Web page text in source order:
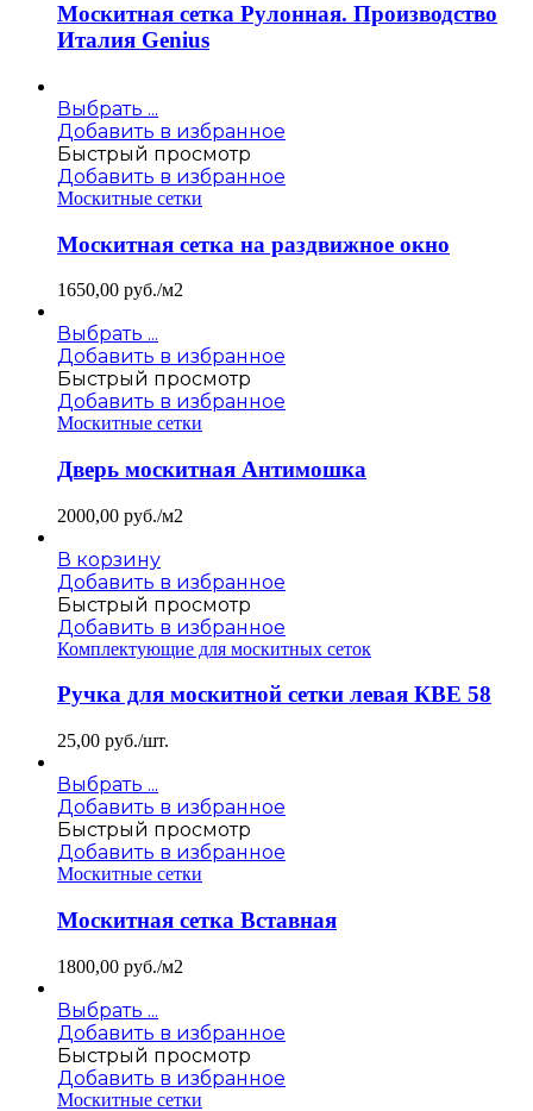
Москитная сетка Рулонная. Производство
Италия Genius
Выбрать ...
Добавить в избранное
Быстрый просмотр
Добавить в избранное
Москитные сетки
Москитная сетка на раздвижное окно
1650,00 руб./м2
Выбрать ...
Добавить в избранное
Быстрый просмотр
Добавить в избранное
Москитные сетки
Дверь москитная Антимошка
2000,00 руб./м2
В корзину
Добавить в избранное
Быстрый просмотр
Добавить в избранное
Комплектующие для москитных сеток
Ручка для москитной сетки левая КВЕ 58
25,00 руб./шт.
Выбрать ...
Добавить в избранное
Быстрый просмотр
Добавить в избранное
Москитные сетки
Москитная сетка Вставная
1800,00 руб./м2
Выбрать ...
Добавить в избранное
Быстрый просмотр
Добавить в избранное
Москитные сетки